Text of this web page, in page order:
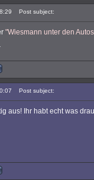
Post subject:
"Wiesmann unter den
Post subject:
aus! Ihr habt echt was